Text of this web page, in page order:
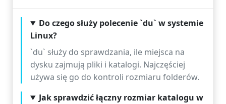
Do czego służy polecenie `du` w systemie
Linux?
`du` służy do sprawdzania, ile miejsca na
dysku zajmują pliki i katalogi. Najczęściej
używa się go do kontroli rozmiaru folderów.
Jak sprawdzić łączny rozmiar katalogu w